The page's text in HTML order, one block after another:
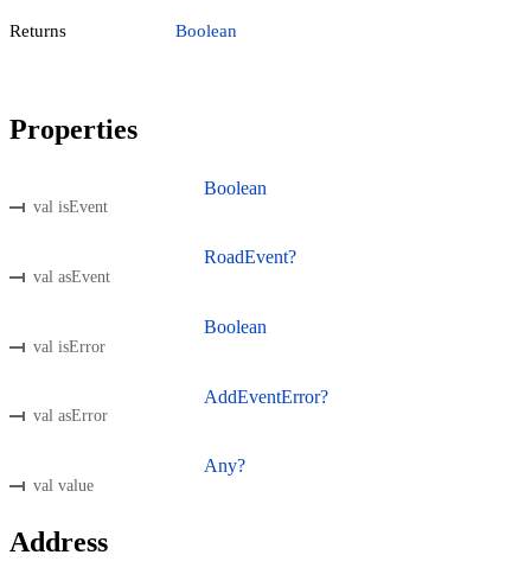
Returns Boolean
Properties
val isEvent
Boolean
val asEvent
RoadEvent?
val isError
Boolean
val asError
AddEventError?
val value
Any?
Address